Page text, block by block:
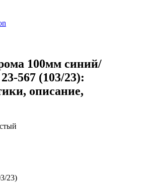
100мм синий/
567 (103/23):
описание,
23)